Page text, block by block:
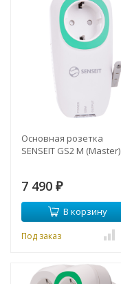
Основная розетка
SENSEIT GS2 M (Master)
7 490 ₽
В корзину
Под заказ